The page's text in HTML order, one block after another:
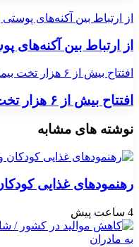
از ارتباط بین آکنه‌های
از ارتباط بین آکنه‌های
افتتاح بیش از ۶ هزار تخت بیمارستانی تا پایان امسال
افتتاح بیش از ۶ هزار تخت بیمارستانی تا پایان امسال
نوشته های مشابه
رهنمودهای غذایی
4 ساعت پیش